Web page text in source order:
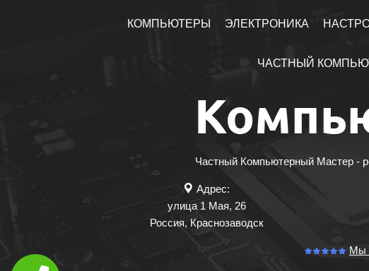
КОМПЬЮТЕРЫ ЭЛЕКТРОНИКА
ЧАСТНЫЙ
Частный Компьютерный Мастер -
Адрес:
улица 1 Мая, 26
Россия, Краснозаводск
Мы